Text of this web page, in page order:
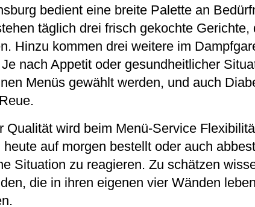
bedient eine breite Palette an
täglich drei frisch gekochte Gerichte,
Hinzu kommen drei weitere im
nach Appetit oder gesundheitlicher
Menüs gewählt werden, und auch
wird beim Menü-Service
auf morgen bestellt oder auch
Situation zu reagieren. Zu schätzen
die in ihren eigenen vier Wänden